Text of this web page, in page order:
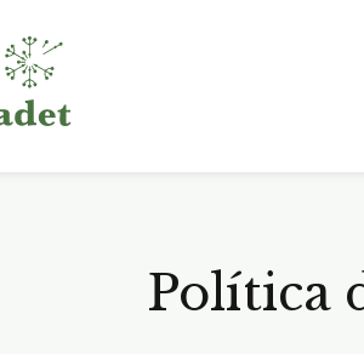
Política